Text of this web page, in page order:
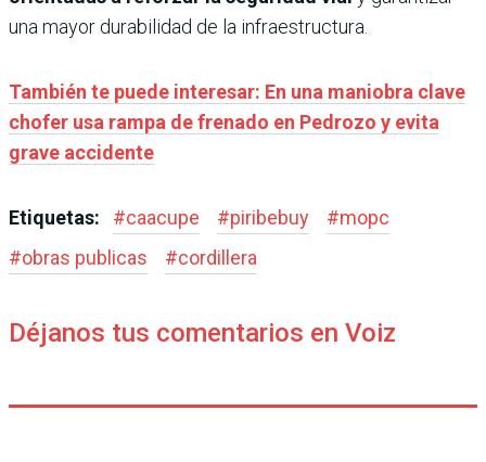
una mayor durabilidad de la infraestructura.
También te puede interesar: En una maniobra clave
chofer usa rampa de frenado en Pedrozo y evita
grave accidente
Etiquetas: #caacupe #piribebuy #mopc
#obras publicas #cordillera
Déjanos tus comentarios en Voiz